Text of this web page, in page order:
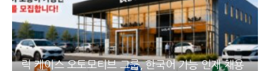
릭 케이스 오토모티브 그룹, 한국어 가능 인재 채용